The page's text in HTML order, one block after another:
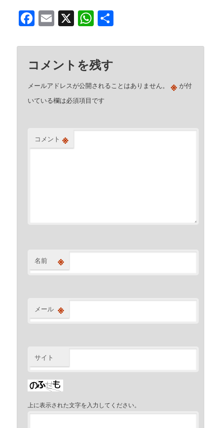
Facebook
Email
X WhatsApp
コメントを残す
メールアドレスが公開されることはありません。 ※ が付
いている欄は必須項目です
コメント ※
名前 ※
メール ※
サイト
上に表示された文字を入力してください。